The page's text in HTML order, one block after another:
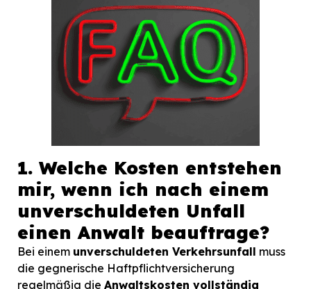
1. Welche Kosten entstehen
mir, wenn ich nach einem
unverschuldeten Unfall
einen Anwalt beauftrage?
Bei einem unverschuldeten Verkehrsunfall muss
die gegnerische Haftpflichtversicherung
regelmäßig die Anwaltskosten vollständig